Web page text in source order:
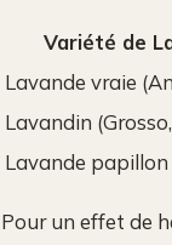
Variété de
Lavande vraie
Lavandin
Lavande papillon
Pour un effet de